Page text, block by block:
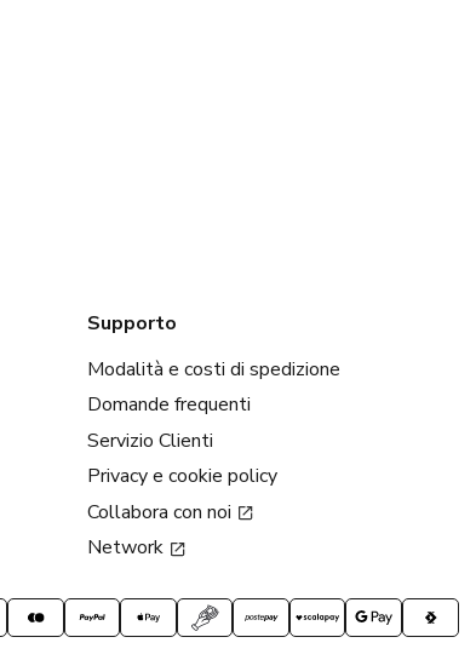
Supporto
Modalità e costi di spedizione
Domande frequenti
Servizio Clienti
Privacy e cookie policy
Collabora con noi
Network